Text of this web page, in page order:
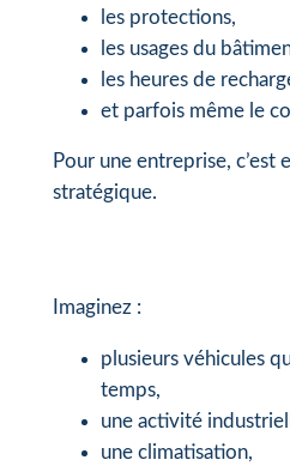
les protections,
les usages du
les heures de
et parfois même le
Pour une entreprise, c’est
stratégique.
Imaginez :
plusieurs véhicules
temps,
une activité
une climatisation,